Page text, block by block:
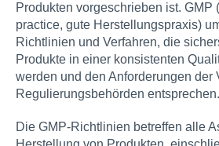
Produkten vorgeschrieben ist. GMP
practice, gute Herstellungspraxis)
Richtlinien und Verfahren, die
Produkte in einer konsistenten
werden und den Anforderungen der
Regulierungsbehörden entsprechen.
Die GMP-Richtlinien betreffen alle